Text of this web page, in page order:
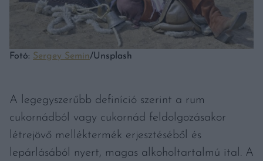
Fotó: Sergey Semin/Unsplash
A legegyszerűbb definíció szerint a rum
cukornádból vagy cukornád feldolgozásakor
létrejövő melléktermék erjesztéséből és
lepárlásából nyert, magas alkoholtartalmú ital. A